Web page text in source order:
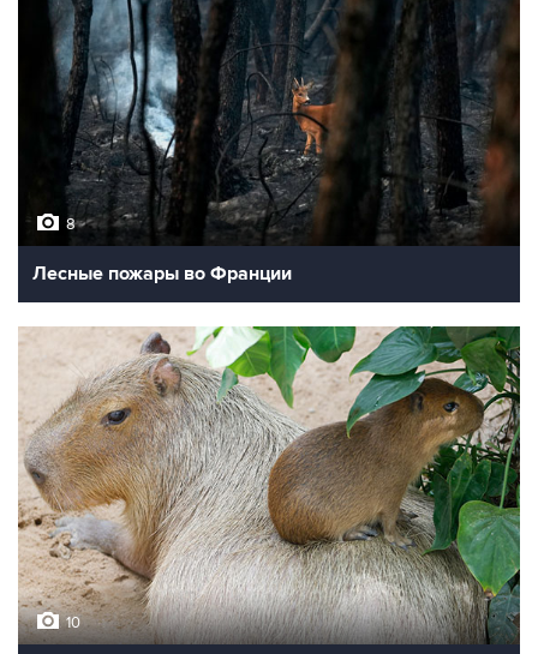
8
Лесные пожары во Франции
10